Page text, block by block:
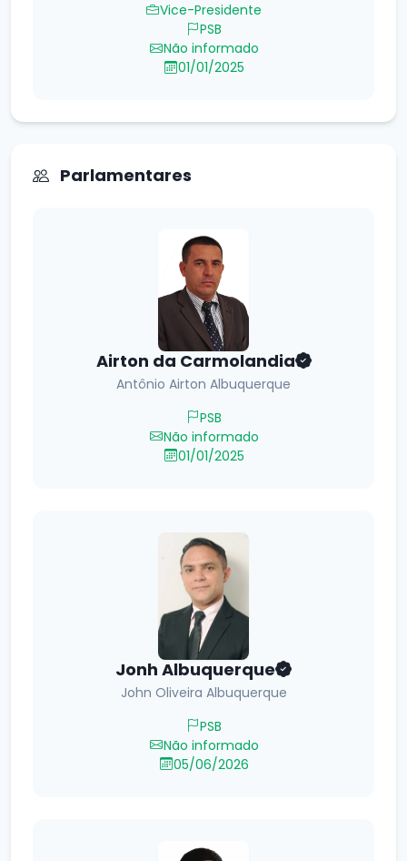
Vice-Presidente
PSB
Não informado
01/01/2025
Parlamentares
Airton da Carmolandia
Antônio Airton Albuquerque
PSB
Não informado
01/01/2025
Jonh Albuquerque
John Oliveira Albuquerque
PSB
Não informado
05/06/2026